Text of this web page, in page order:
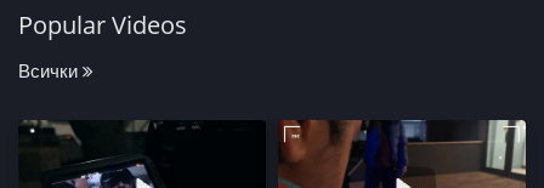
Popular Videos
Всички